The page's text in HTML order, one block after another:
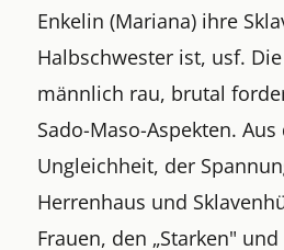
Enkelin (Mariana) ihre
Halbschwester ist, usf.
männlich rau, brutal
Sado-Maso-Aspekten.
Ungleichheit, der
Herrenhaus und
Frauen, den „Starken"